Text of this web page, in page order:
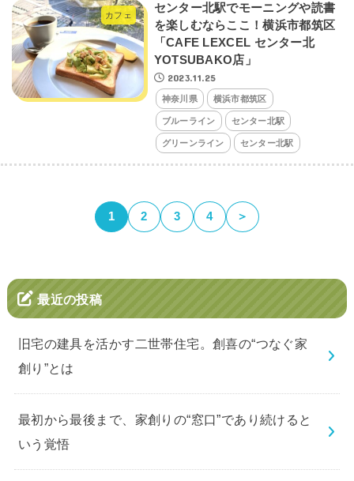
カフェ
センター北駅でモーニングや読書
を楽しむならここ！横浜市都筑区
「CAFE LEXCEL センター北
YOTSUBAKO店」
2023.11.25
神奈川県 横浜市都筑区
ブルーライン センター北駅
グリーンライン センター北駅
1 2 3 4 ＞
最近の投稿
旧宅の建具を活かす二世帯住宅。創喜の“つなぐ家
創り”とは
最初から最後まで、家創りの“窓口”であり続けると
いう覚悟